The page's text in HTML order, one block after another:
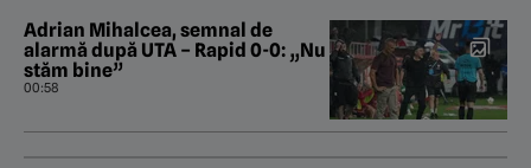
Adrian Mihalcea, semnal de
alarmă după UTA – Rapid 0-0: „Nu
stăm bine”
00:58